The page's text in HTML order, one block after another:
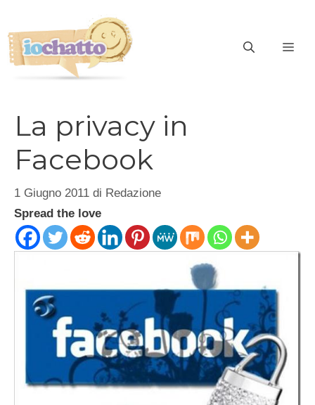
contenuto
La privacy in
Facebook
1 Giugno 2011 di Redazione
Spread the love